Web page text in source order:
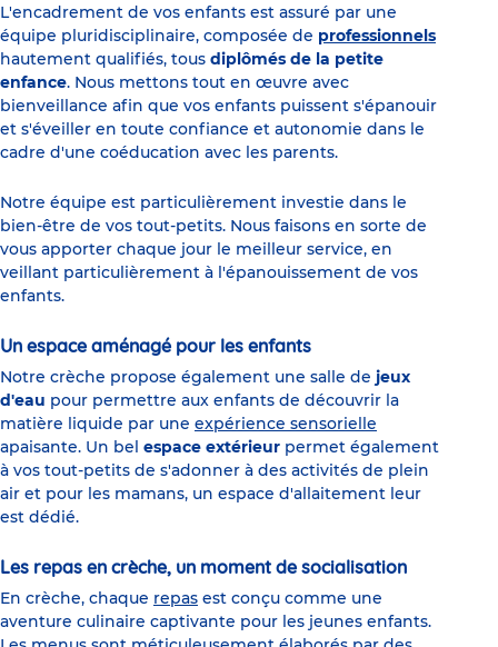
L'encadrement de vos enfants est assuré par une
équipe pluridisciplinaire, composée de professionnels
hautement qualifiés, tous diplômés de la petite
enfance. Nous mettons tout en œuvre avec
bienveillance afin que vos enfants puissent s'épanouir
et s'éveiller en toute confiance et autonomie dans le
cadre d'une coéducation avec les parents.
Notre équipe est particulièrement investie dans le
bien-être de vos tout-petits. Nous faisons en sorte de
vous apporter chaque jour le meilleur service, en
veillant particulièrement à l'épanouissement de vos
enfants.
Un espace aménagé pour les enfants
Notre crèche propose également une salle de jeux
d'eau pour permettre aux enfants de découvrir la
matière liquide par une expérience sensorielle
apaisante. Un bel espace extérieur permet également
à vos tout-petits de s'adonner à des activités de plein
air et pour les mamans, un espace d'allaitement leur
est dédié.
Les repas en crèche, un moment de socialisation
En crèche, chaque repas est conçu comme une
aventure culinaire captivante pour les jeunes enfants.